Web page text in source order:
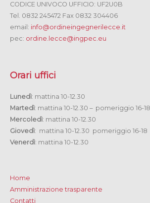
CODICE UNIVOCO UFFICIO: UF2U0B
Tel. 0832 245472 Fax 0832 304406
email: info@ordineingegnerilecce.it
pec: ordine.lecce@ingpec.eu
Orari uffici
Lunedì: mattina 10-12.30
Martedì: mattina 10-12.30 – pomeriggio 16-18
Mercoledì: mattina 10-12.30
Giovedì: mattina 10-12.30 pomeriggio 16-18
Venerdì: mattina 10-12.30
Home
Amministrazione trasparente
Contatti